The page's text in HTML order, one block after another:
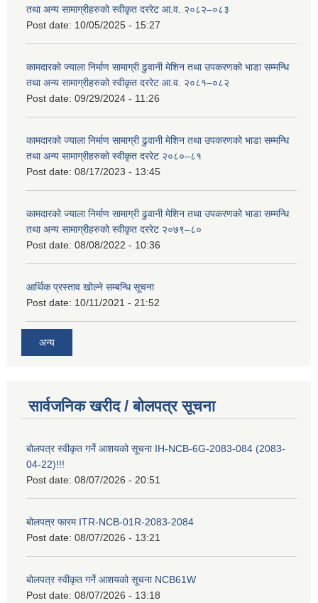
तथा अन्य सामाग्रीहरुको स्वीकृत दररेट आ.व. २०८२–०८३
Post date: 10/05/2025 - 15:27
कामदारको ज्याला निर्माण सामाग्री ढुवानी मेशिन तथा उपकरणको भाडा सम्मन्धि
तथा अन्य सामाग्रीहरुको स्वीकृत दररेट आ.व. २०८१–०८२
Post date: 09/29/2024 - 11:26
कामदारको ज्याला निर्माण सामाग्री ढुवानी मेशिन तथा उपकरणको भाडा सम्मन्धि
तथा अन्य सामाग्रीहरुको स्वीकृत दररेट २०८०–८१
Post date: 08/17/2023 - 13:45
कामदारको ज्याला निर्माण सामाग्री ढुवानी मेशिन तथा उपकरणको भाडा सम्मन्धि
तथा अन्य सामाग्रीहरुको स्वीकृत दररेट २०७९–८०
Post date: 08/08/2022 - 10:36
आर्थिक प्रस्ताव खोल्ने सम्बन्धि सूचना
Post date: 10/11/2021 - 21:52
अन्य
सार्वजनिक खरीद / बोलपत्र सूचना
बोलपत्र स्वीकृत गर्ने आशयको सूचना IH-NCB-6G-2083-084 (2083-
04-22)!!!
Post date: 08/07/2026 - 20:51
बोलपत्र फारम ITR-NCB-01R-2083-2084
Post date: 08/07/2026 - 13:21
बोलपत्र स्वीकृत गर्ने आशयको सूचना NCB61W
Post date: 08/07/2026 - 13:18